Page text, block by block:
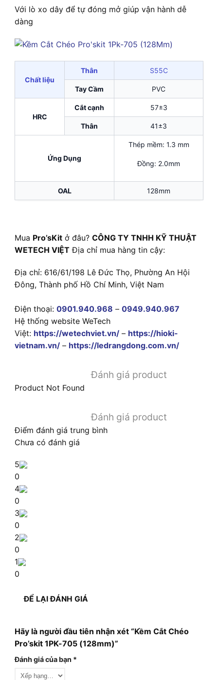
Với lò xo dây để tự đóng mở giúp vận hành dễ
dàng
Chất liệu
Thân S55C
Tay Cầm PVC
HRC
Cắt cạnh 57±3
Thân 41±3
Ứng Dụng
Thép mềm: 1.3 mm
Đồng: 2.0mm
OAL 128mm
Mua Pro’sKit ở đâu? CÔNG TY TNHH KỸ THUẬT
WETECH VIỆT Địa chỉ mua hàng tin cậy:
Địa chỉ: 616/61/198 Lê Đức Thọ, Phường An Hội
Đông, Thành phố Hồ Chí Minh, Việt Nam
Điện thoại: 0901.940.968 – 0949.940.967
Hệ thống website WeTech
Việt: https://wetechviet.vn/ – https://hioki-
vietnam.vn/ – https://ledrangdong.com.vn/
Đánh giá product
Product Not Found
Đánh giá product
Điểm đánh giá trung bình
Chưa có đánh giá
5
0
4
0
3
0
2
0
1
0
ĐỂ LẠI ĐÁNH GIÁ
Hãy là người đầu tiên nhận xét “Kềm Cắt Chéo
Pro’skit 1PK-705 (128mm)”
Đánh giá của bạn *